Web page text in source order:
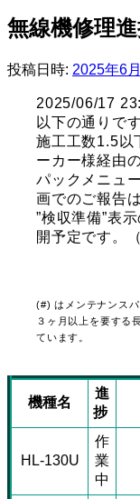
無線機修理進
投稿日時: 2025年6
2025/06/17
以下の通りです
施工工数1.5以
ーカー様経由
パックメニュ
画でのご報告
”検収準備”表
開予定です。
(#) はメンテナンスパ
３ヶ月以上を要する
ています。
機種名
進
捗
HL-130U
作
業
中